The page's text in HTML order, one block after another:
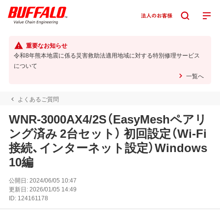
重要なお知らせ
令和8年熊本地震に係る災害救助法適用地域に対する特別修理サービス
について
一覧へ
よくあるご質問
WNR-3000AX4/2S（EasyMeshペアリ
ング済み 2台セット） 初回設定（Wi-Fi
接続、インターネット設定）Windows
10編
公開日:2024/06/05 10:47
更新日:2026/01/05 14:49
ID: 124161178